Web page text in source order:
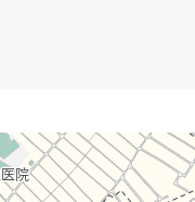
对讲机
・・・・・